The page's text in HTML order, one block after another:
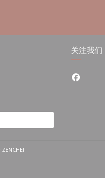
关注我们
ZENCHEF((在新窗口中打开))